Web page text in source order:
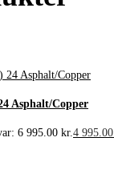
Asphalt/Copper
6 995.00 kr. 4 995.00